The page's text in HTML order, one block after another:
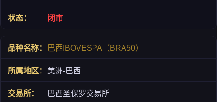
闭市
巴西IBOVESPA（BRA50）
美洲-巴西
巴西圣保罗交易所